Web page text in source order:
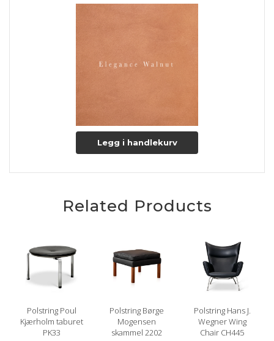
Legg i handlekurv
Related Products
Polstring Poul
Kjærholm taburet
PK33
Polstring Børge
Mogensen
skammel 2202
Polstring Hans J.
Wegner Wing
Chair CH445